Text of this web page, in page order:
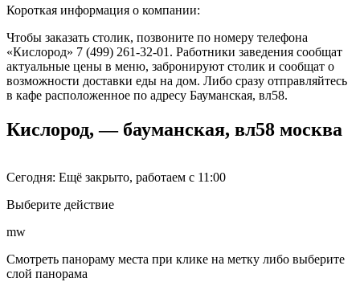
Короткая информация о компании:
Чтобы заказать столик, позвоните по номеру телефона
«Кислород» 7 (499) 261-32-01. Работники заведения сообщат
актуальные цены в меню, забронируют столик и сообщат о
возможности доставки еды на дом. Либо сразу отправляйтесь
в кафе расположенное по адресу Бауманская, вл58.
Кислород, — бауманская, вл58 москва
Сегодня: Ещё закрыто, работаем с 11:00
Выберите действие
mw
Смотреть панораму места при клике на метку либо выберите
слой панорама